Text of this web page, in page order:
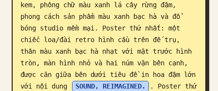
kem, phông chữ màu xanh lá cây rừng đậm,
phong cách sản phẩm màu xanh bạc hà và đổ
bóng studio mềm mại. Poster thứ nhất: một
chiếc loa/đài retro hình cầu trên đế trụ,
thân màu xanh bạc hà nhạt với mặt trước hình
tròn, màn hình nhỏ và hai núm vặn bên cạnh,
được căn giữa bên dưới tiêu đề in hoa đậm lớn
với nội dung
SOUND, REIMAGINED.
. Poster thứ